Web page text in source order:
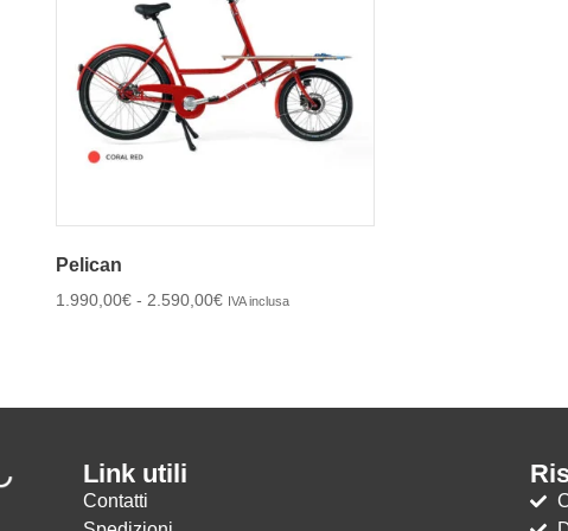
Pelican
1.990,00€ - 2.590,00€ IVA inclusa
Link utili
Contatti